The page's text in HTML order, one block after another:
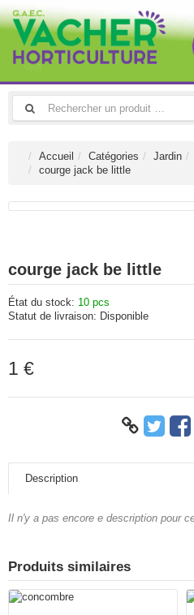
Accueil Catégories Jardin
courge jack be little
courge jack be little
État du stock: 10 pcs
Statut de livraison: Disponible
1 €
Description
Il n'y a pas encore e description pour
Produits similaires